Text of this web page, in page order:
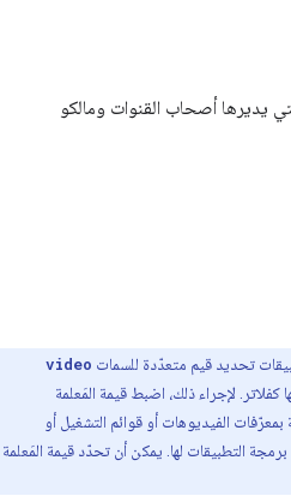
يديرها أصحاب القنوات ومالكو
تحديد قيم متعدّدة للسمات video
كفلاتر. لإجراء ذلك، اضبط قيمة المَعلمة
الفيديوهات أو قوائم التشغيل أو
التطبيقات لها. يمكن أن تحدّد قيمة المَعلمة